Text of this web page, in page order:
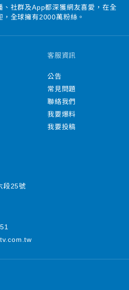
、社群及App都深獲網友喜愛，在全
全球擁有2000萬粉絲。
客服資訊
公告
常見問題
聯絡我們
我要爆料
我要投稿
段25號